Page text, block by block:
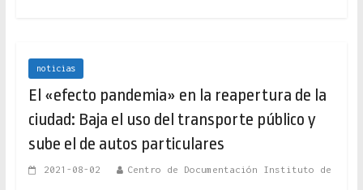
noticias
El «efecto pandemia» en la reapertura de la
ciudad: Baja el uso del transporte público y
sube el de autos particulares
2021-08-02 Centro de Documentación Instituto de